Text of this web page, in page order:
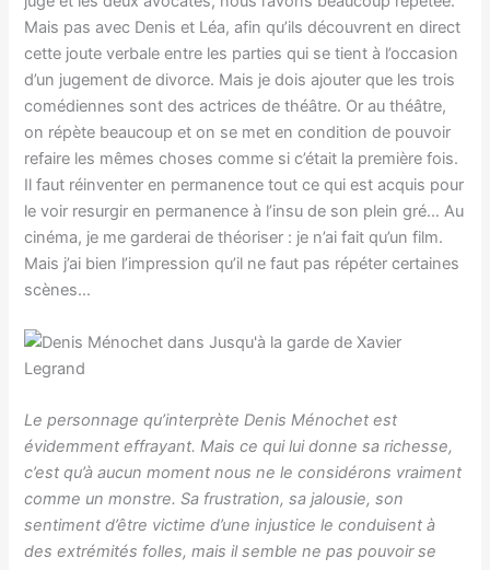
Mais pas avec Denis et Léa, afin qu’ils découvrent en direct
cette joute verbale entre les parties qui se tient à l’occasion
d’un jugement de divorce. Mais je dois ajouter que les trois
comédiennes sont des actrices de théâtre. Or au théâtre,
on répète beaucoup et on se met en condition de pouvoir
refaire les mêmes choses comme si c’était la première fois.
Il faut réinventer en permanence tout ce qui est acquis pour
le voir resurgir en permanence à l’insu de son plein gré… Au
cinéma, je me garderai de théoriser : je n’ai fait qu’un film.
Mais j’ai bien l’impression qu’il ne faut pas répéter certaines
scènes…
Le personnage qu’interprète Denis Ménochet est
évidemment effrayant. Mais ce qui lui donne sa richesse,
c’est qu’à aucun moment nous ne le considérons vraiment
comme un monstre. Sa frustration, sa jalousie, son
sentiment d’être victime d’une injustice le conduisent à
des extrémités folles, mais il semble ne pas pouvoir se